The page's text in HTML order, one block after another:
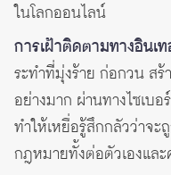
ในโลกออนไลน์
การเฝ้าติดตามทางอินเ
ระทำที่มุ่งร้าย ก่อกวน ส
อย่างมาก ผ่านทางไซเบ
ทำให้เหยื่อรู้สึกกลัวว่าจะ
กฎหมายทั้งต่อตัวเองแล